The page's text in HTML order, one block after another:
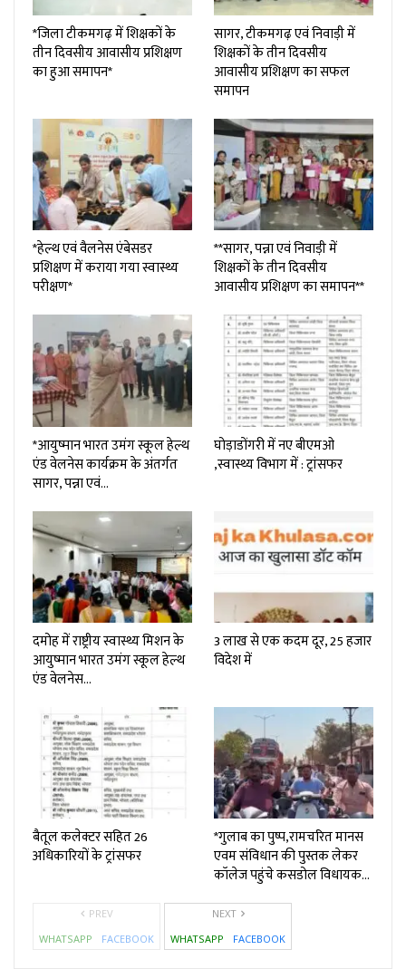
*जिला टीकमगढ़ में शिक्षकों के
तीन दिवसीय आवासीय प्रशिक्षण
का हुआ समापन*
सागर, टीकमगढ़ एवं निवाड़ी में
शिक्षकों के तीन दिवसीय
आवासीय प्रशिक्षण का सफल
समापन
*हेल्थ एवं वैलनेस एंबेसडर
प्रशिक्षण में कराया गया स्वास्थ्य
परीक्षण*
**सागर, पन्ना एवं निवाड़ी में
शिक्षकों के तीन दिवसीय
आवासीय प्रशिक्षण का समापन**
*आयुष्मान भारत उमंग स्कूल हेल्थ
एंड वेलनेस कार्यक्रम के अंतर्गत
सागर, पन्ना एवं…
घोड़ाडोंगरी में नए बीएमओ
,स्वास्थ्य विभाग में : ट्रांसफर
दमोह में राष्ट्रीय स्वास्थ्य मिशन के
आयुष्मान भारत उमंग स्कूल हेल्थ
एंड वेलनेस…
3 लाख से एक कदम दूर, 25 हजार
विदेश में
बैतूल कलेक्टर सहित 26
अधिकारियों के ट्रांसफर
*गुलाब का पुष्प,रामचरित मानस
एवम संविधान की पुस्तक लेकर
कॉलेज पहुंचे कसडोल विधायक…
PREV
WHATSAPP
FACEBOOK
NEXT
WHATSAPP
FACEBOOK